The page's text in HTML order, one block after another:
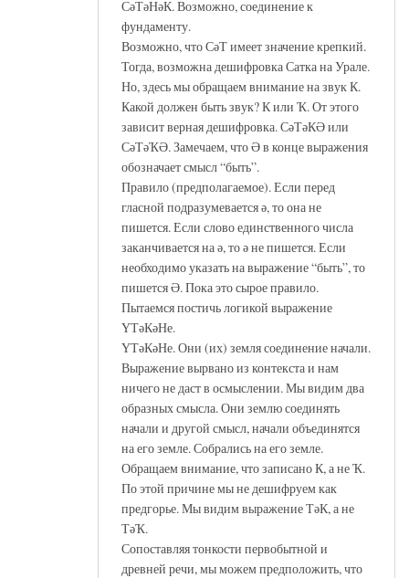
СәТәНәК. Возможно, соединение к
фундаменту.
Возможно, что СәТ имеет значение крепкий.
Тогда, возможна дешифровка Сатка на Урале.
Но, здесь мы обращаем внимание на звук К.
Какой должен быть звук? К или Ҡ. От этого
зависит верная дешифровка. СәТәКӘ или
СәТәҠӘ. Замечаем, что Ә в конце выражения
обозначает смысл “быть”.
Правило (предполагаемое). Если перед
гласной подразумевается ә, то она не
пишется. Если слово единственного числа
заканчивается на ә, то ә не пишется. Если
необходимо указать на выражение “быть”, то
пишется Ә. Пока это сырое правило.
Пытаемся постичь логикой выражение
ҮТәКәНе.
ҮТәКәНе. Они (их) земля соединение начали.
Выражение вырвано из контекста и нам
ничего не даст в осмыслении. Мы видим два
образных смысла. Они землю соединять
начали и другой смысл, начали объединятся
на его земле. Собрались на его земле.
Обращаем внимание, что записано К, а не Ҡ.
По этой причине мы не дешифруем как
предгорье. Мы видим выражение ТәК, а не
ТәҠ.
Сопоставляя тонкости первобытной и
древней речи, мы можем предположить, что